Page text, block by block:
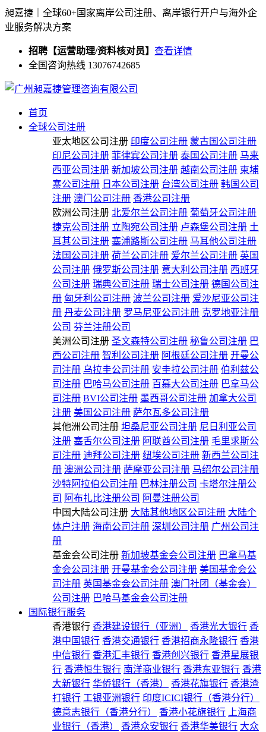
昶嘉捷｜全球60+国家离岸公司注册、离岸银行开户与海外企
业服务解决方案
招聘【运营助理/资料核对员】 查看详情
全国咨询热线 13076742685
首页
全球公司注册
亚太地区公司注册 印度公司注册 蒙古国公司注册
印尼公司注册 菲律宾公司注册 泰国公司注册 马来
西亚公司注册 新加坡公司注册 越南公司注册 柬埔
寨公司注册 日本公司注册 台湾公司注册 韩国公司
注册 澳门公司注册 香港公司注册
欧洲公司注册 北爱尔兰公司注册 葡萄牙公司注册
捷克公司注册 立陶宛公司注册 卢森堡公司注册 土
耳其公司注册 塞浦路斯公司注册 马耳他公司注册
法国公司注册 荷兰公司注册 爱尔兰公司注册 英国
公司注册 俄罗斯公司注册 意大利公司注册 西班牙
公司注册 瑞典公司注册 瑞士公司注册 德国公司注
册 匈牙利公司注册 波兰公司注册 爱沙尼亚公司注
册 丹麦公司注册 罗马尼亚公司注册 克罗地亚注册
公司 芬兰注册公司
美洲公司注册 圣文森特公司注册 秘鲁公司注册 巴
西公司注册 智利公司注册 阿根廷公司注册 开曼公
司注册 乌拉圭公司注册 安圭拉公司注册 伯利兹公
司注册 巴哈马公司注册 百慕大公司注册 巴拿马公
司注册 BVI公司注册 墨西哥公司注册 加拿大公司
注册 美国公司注册 萨尔瓦多公司注册
其他洲公司注册 坦桑尼亚公司注册 尼日利亚公司
注册 塞舌尔公司注册 阿联酋公司注册 毛里求斯公
司注册 迪拜公司注册 纽埃公司注册 新西兰公司注
册 澳洲公司注册 萨摩亚公司注册 马绍尔公司注册
沙特阿拉伯公司注册 巴林注册公司 卡塔尔注册公
司 阿布扎比注册公司 阿曼注册公司
中国大陆公司注册 大陆其他地区公司注册 大陆个
体户注册 海南公司注册 深圳公司注册 广州公司注
册
基金会公司注册 新加坡基金会公司注册 巴拿马基
金会公司注册 开曼基金会公司注册 美国基金会公
司注册 英国基金会公司注册 澳门社团（基金会）
公司注册 巴哈马基金会公司注册
国际银行服务
香港银行 香港建设银行（亚洲） 香港光大银行 香
港中国银行 香港交通银行 香港招商永隆银行 香港
中信银行 香港汇丰银行 香港创兴银行 香港星展银
行 香港恒生银行 南洋商业银行 香港东亚银行 香港
大新银行 华侨银行（香港） 香港花旗银行 香港渣
打银行 工银亚洲银行 印度ICICI银行（香港分行）
德意志银行（香港分行）
香港小花旗银行
上海商
业银行（香港）
香港众安银行 香港华美银行 大众